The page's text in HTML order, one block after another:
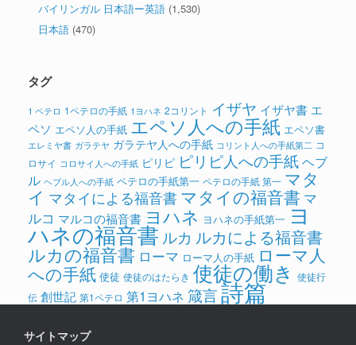
バイリンガル 日本語ー英語 (1,530)
日本語 (470)
タグ
1 ペテロ 1ペテロの手紙 1ヨハネ 2コリント イザヤ イザヤ書 エ
ペソ エペソ人の手紙 エペソ人への手紙 エペソ書
エレミヤ書 ガラテヤ ガラテヤ人への手紙 コリント人への手紙第二 コ
ロサイ コロサイ人への手紙 ピリピ ピリピ人への手紙ヘブ
ル ヘブル人への手紙 ペテロの手紙第一 ペテロの手紙 第一 マタ
イ マタイによる福音書 マタイの福音書 マ
ルコ マルコの福音書 ヨハネ ヨハネの手紙第一 ヨ
ハネの福音書 ルカ ルカによる福音書
ルカの福音書 ローマ ローマ人の手紙 ローマ人
への手紙 使徒 使徒のはたらき 使徒の働き 使徒行
伝 創世記 第1ペテロ 第1ヨハネ 箴言詩篇
サイトマップ